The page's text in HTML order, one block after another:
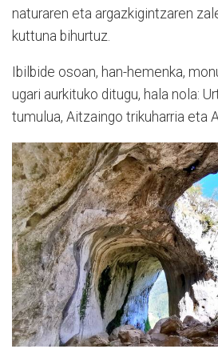
naturaren eta argazkigintzaren
kuttuna bihurtuz.
Ibilbide osoan, han-hemenka,
uga­ri aurkituko ditugu, hala nola:
tumulua, Aitzaingo trikuharria eta